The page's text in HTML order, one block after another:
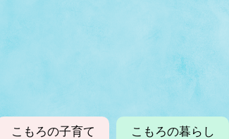
こもろの子育て こもろの暮らし